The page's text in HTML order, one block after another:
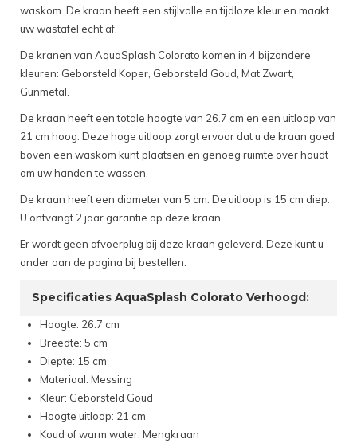
waskom. De kraan heeft een stijlvolle en tijdloze kleur en maakt
uw wastafel echt af.
De kranen van AquaSplash Colorato komen in 4 bijzondere
kleuren: Geborsteld Koper, Geborsteld Goud, Mat Zwart,
Gunmetal.
De kraan heeft een totale hoogte van 26.7 cm en een uitloop van
21 cm hoog. Deze hoge uitloop zorgt ervoor dat u de kraan goed
boven een waskom kunt plaatsen en genoeg ruimte over houdt
om uw handen te wassen.
De kraan heeft een diameter van 5 cm. De uitloop is 15 cm diep.
U ontvangt 2 jaar garantie op deze kraan.
Er wordt geen afvoerplug bij deze kraan geleverd. Deze kunt u
onder aan de pagina bij bestellen.
Specificaties AquaSplash Colorato Verhoogd:
Hoogte: 26.7 cm
Breedte: 5 cm
Diepte: 15 cm
Materiaal: Messing
Kleur: Geborsteld Goud
Hoogte uitloop: 21 cm
Koud of warm water: Mengkraan